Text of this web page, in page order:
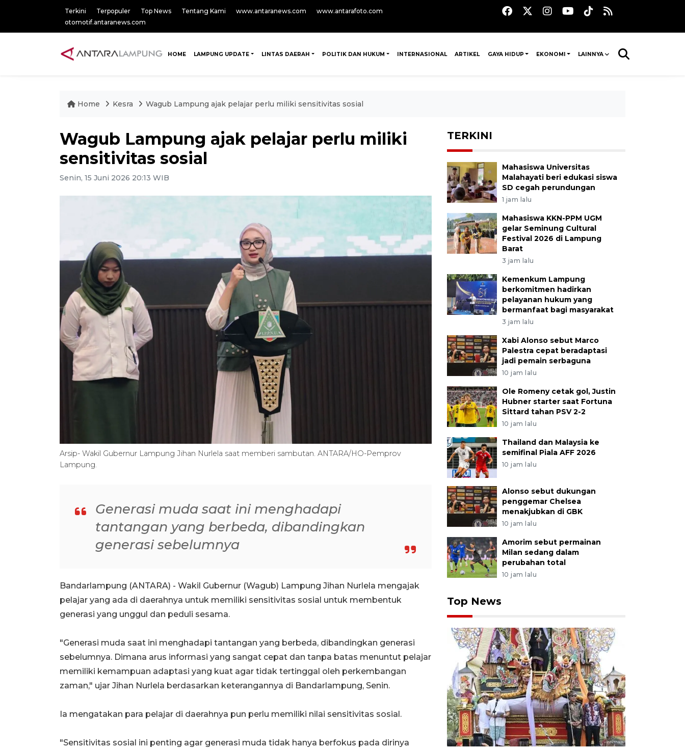
Terkini Terpopuler Top News Tentang Kami www.antaranews.com
www.antarafoto.com
otomotif.antaranews.com
HOME LAMPUNG UPDATE LINTAS DAERAH POLITIK DAN HUKUM INTERNASIONAL ARTIKEL GAYA HIDUP EKONOMI LAINNYA
Home Kesra Wagub Lampung ajak pelajar perlu miliki sensitivitas sosial
Wagub Lampung ajak pelajar perlu miliki
sensitivitas sosial
Senin, 15 Juni 2026 20:13 WIB
Arsip- Wakil Gubernur Lampung Jihan Nurlela saat memberi sambutan. ANTARA/HO-Pemprov
Lampung.
Generasi muda saat ini menghadapi
tantangan yang berbeda, dibandingkan
generasi sebelumnya
Bandarlampung (ANTARA) - Wakil Gubernur (Wagub) Lampung Jihan Nurlela mengajak
pelajar yang ada di daerahnya untuk memiliki sensitivitas sosial untuk membentuk
generasi yang unggul dan peduli sesama.
"Generasi muda saat ini menghadapi tantangan yang berbeda, dibandingkan generasi
sebelumnya. Dimana arus informasi yang sangat cepat dan tanpa batas menuntut pelajar
memiliki kemampuan adaptasi yang kuat agar tidak tertinggal oleh perkembangan
zaman," ujar Jihan Nurlela berdasarkan keterangannya di Bandarlampung, Senin.
Ia mengatakan para pelajar di daerahnya pun perlu memiliki nilai sensitivitas sosial.
"Sensitivitas sosial ini penting agar generasi muda tidak hanya berfokus pada dirinya
TERKINI
Mahasiswa Universitas
Malahayati beri edukasi siswa
SD cegah perundungan
1 jam lalu
Mahasiswa KKN-PPM UGM
gelar Seminung Cultural
Festival 2026 di Lampung
Barat
3 jam lalu
Kemenkum Lampung
berkomitmen hadirkan
pelayanan hukum yang
bermanfaat bagi masyarakat
3 jam lalu
Xabi Alonso sebut Marco
Palestra cepat beradaptasi
jadi pemain serbaguna
10 jam lalu
Ole Romeny cetak gol, Justin
Hubner starter saat Fortuna
Sittard tahan PSV 2-2
10 jam lalu
Thailand dan Malaysia ke
semifinal Piala AFF 2026
10 jam lalu
Alonso sebut dukungan
penggemar Chelsea
menakjubkan di GBK
10 jam lalu
Amorim sebut permainan
Milan sedang dalam
perubahan total
10 jam lalu
Top News